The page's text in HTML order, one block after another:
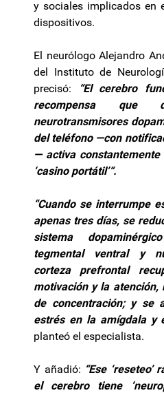
y sociales implicados en
dispositivos.
El neurólogo Alejandro
del Instituto de
precisó:
“El cerebro
recompensa que
neurotransmisores
del teléfono —con
— activa
‘casino portátil’“.
“Cuando se interrumpe
apenas tres días, se
sistema
tegmental ventral y
corteza prefrontal
motivación y la atención,
de concentración; y se
estrés en la amígdala y
planteó el especialista.
Y añadió: “Ese
el cerebro tiene